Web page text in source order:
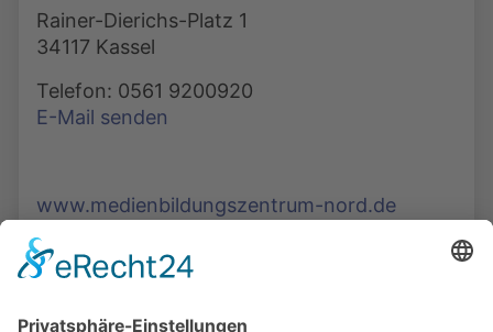
Rainer-Dierichs-Platz 1
34117 Kassel
Telefon: 0561 9200920
E-Mail senden
www.medienbildungszentrum-nord.de